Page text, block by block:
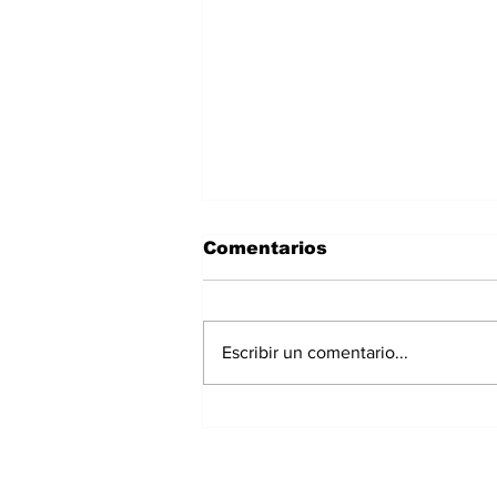
Comentarios
Escribir un comentario...